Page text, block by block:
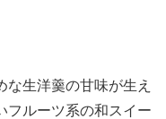
生洋羹の甘味が生え
フルーツ系の和スイー